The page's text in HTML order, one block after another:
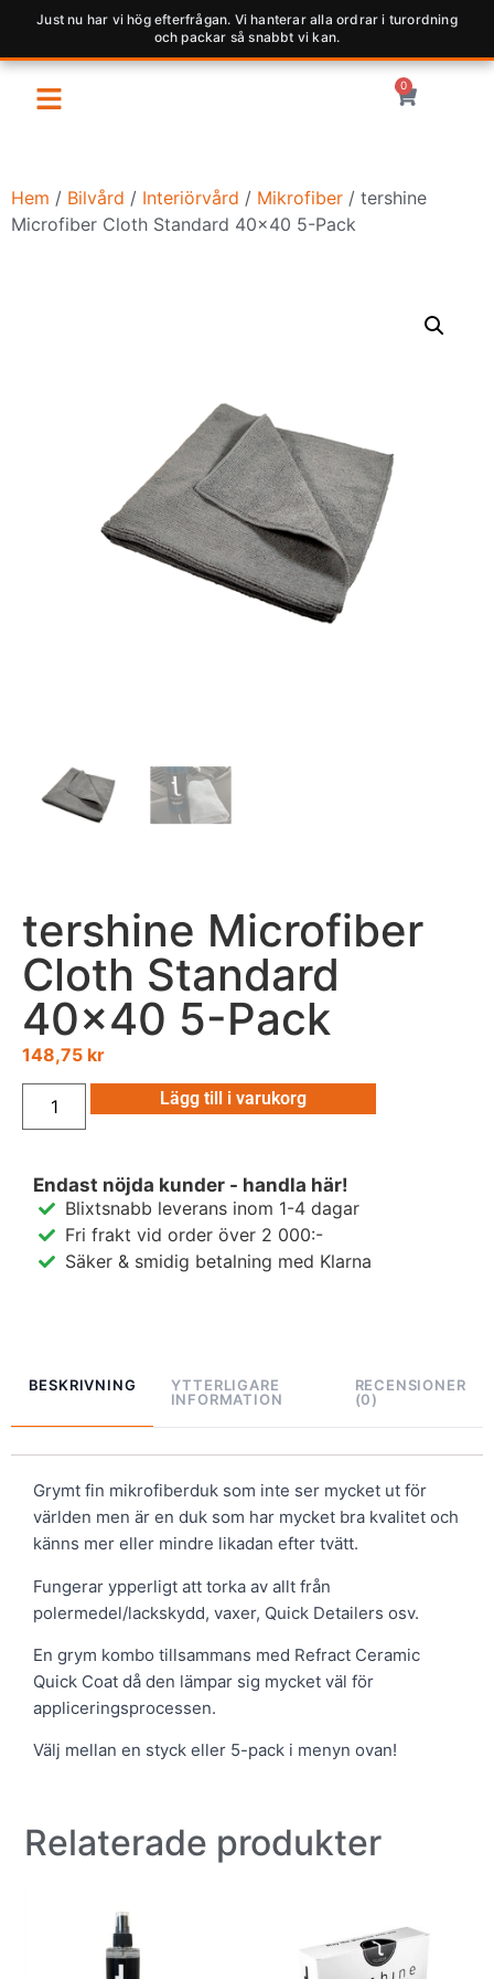
Just nu har vi hög efterfrågan. Vi hanterar alla ordrar i turordning
och packar så snabbt vi kan.
0
Hem / Bilvård / Interiörvård / Mikrofiber / tershine
Microfiber Cloth Standard 40×40 5-Pack
tershine Microfiber
Cloth Standard
40×40 5-Pack
148,75 kr
Lägg till i varukorg
Endast nöjda kunder - handla här!
Blixtsnabb leverans inom 1-4 dagar
Fri frakt vid order över 2 000:-
Säker & smidig betalning med Klarna
BESKRIVNING
YTTERLIGARE
INFORMATION
RECENSIONER
(0)
Grymt fin mikrofiberduk som inte ser mycket ut för
världen men är en duk som har mycket bra kvalitet och
känns mer eller mindre likadan efter tvätt.
Fungerar ypperligt att torka av allt från
polermedel/lackskydd, vaxer, Quick Detailers osv.
En grym kombo tillsammans med Refract Ceramic
Quick Coat då den lämpar sig mycket väl för
appliceringsprocessen.
Välj mellan en styck eller 5-pack i menyn ovan!
Relaterade produkter